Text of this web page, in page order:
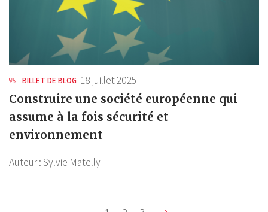
BILLET DE BLOG 18 juillet 2025
Construire une société européenne qui
assume à la fois sécurité et
environnement
Auteur :Sylvie Matelly